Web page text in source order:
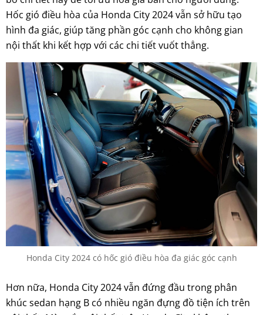
Hốc gió điều hòa của Honda City 2024 vẫn sở hữu tạo
hình đa giác, giúp tăng phần góc cạnh cho không gian
nội thất khi kết hợp với các chi tiết vuốt thẳng.
Honda City 2024 có hốc gió điều hòa đa giác góc cạnh
Hơn nữa, Honda City 2024 vẫn đứng đầu trong phân
khúc sedan hạng B có nhiều ngăn đựng đồ tiện ích trên